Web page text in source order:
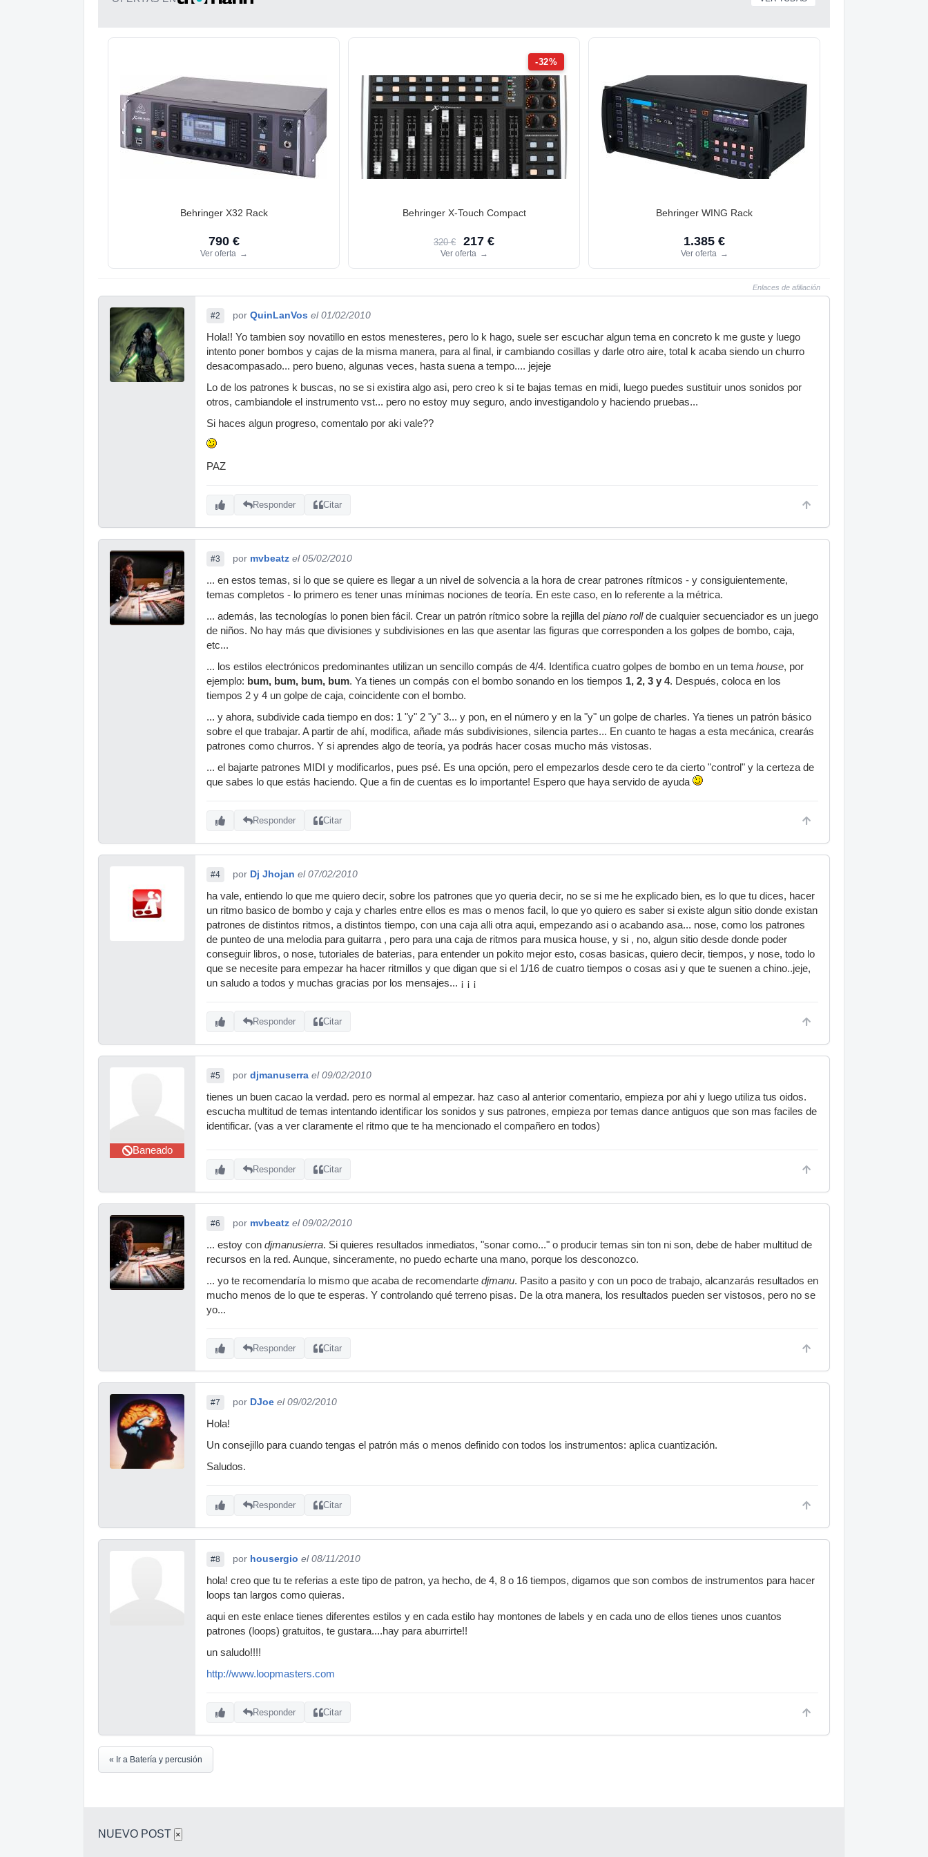
Behringer X32 Rack
790 €
Ver oferta →
-32%
Behringer X-Touch Compact
320 € 217 €
Ver oferta →
Behringer WING Rack
1.385 €
Ver oferta →
Enlaces de afiliación
#2 por QuinLanVos el 01/02/2010
Hola!! Yo tambien soy novatillo en estos menesteres, pero lo k hago, suele ser escuchar algun tema en concreto k me guste y luego
intento poner bombos y cajas de la misma manera, para al final, ir cambiando cosillas y darle otro aire, total k acaba siendo un churro
desacompasado... pero bueno, algunas veces, hasta suena a tempo.... jejeje
Lo de los patrones k buscas, no se si existira algo asi, pero creo k si te bajas temas en midi, luego puedes sustituir unos sonidos por
otros, cambiandole el instrumento vst... pero no estoy muy seguro, ando investigandolo y haciendo pruebas...
Si haces algun progreso, comentalo por aki vale??
PAZ
Responder Citar
#3 por mvbeatz el 05/02/2010
... en estos temas, si lo que se quiere es llegar a un nivel de solvencia a la hora de crear patrones rítmicos - y consiguientemente,
temas completos - lo primero es tener unas mínimas nociones de teoría. En este caso, en lo referente a la métrica.
... además, las tecnologías lo ponen bien fácil. Crear un patrón rítmico sobre la rejilla del piano rollde cualquier secuenciador es un juego
de niños. No hay más que divisiones y subdivisiones en las que asentar las figuras que corresponden a los golpes de bombo, caja,
etc...
... los estilos electrónicos predominantes utilizan un sencillo compás de 4/4. Identifica cuatro golpes de bombo en un tema house, por
ejemplo: bum, bum, bum, bum. Ya tienes un compás con el bombo sonando en los tiempos 1, 2, 3 y 4. Después, coloca en los
tiempos 2 y 4 un golpe de caja, coincidente con el bombo.
... y ahora, subdivide cada tiempo en dos: 1 "y" 2 "y" 3... y pon, en el número y en la "y" un golpe de charles. Ya tienes un patrón básico
sobre el que trabajar. A partir de ahí, modifica, añade más subdivisiones, silencia partes... En cuanto te hagas a esta mecánica, crearás
patrones como churros. Y si aprendes algo de teoría, ya podrás hacer cosas mucho más vistosas.
... el bajarte patrones MIDI y modificarlos, pues psé. Es una opción, pero el empezarlos desde cero te da cierto "control" y la certeza de
que sabes lo que estás haciendo. Que a fin de cuentas es lo importante! Espero que haya servido de ayuda
Responder Citar
#4 por Dj Jhojan el 07/02/2010
ha vale, entiendo lo que me quiero decir, sobre los patrones que yo queria decir, no se si me he explicado bien, es lo que tu dices, hacer
un ritmo basico de bombo y caja y charles entre ellos es mas o menos facil, lo que yo quiero es saber si existe algun sitio donde existan
patrones de distintos ritmos, a distintos tiempo, con una caja alli otra aqui, empezando asi o acabando asa... nose, como los patrones
de punteo de una melodia para guitarra , pero para una caja de ritmos para musica house, y si , no, algun sitio desde donde poder
conseguir libros, o nose, tutoriales de baterias, para entender un pokito mejor esto, cosas basicas, quiero decir, tiempos, y nose, todo lo
que se necesite para empezar ha hacer ritmillos y que digan que si el 1/16 de cuatro tiempos o cosas asi y que te suenen a chino..jeje,
un saludo a todos y muchas gracias por los mensajes... ¡ ¡ ¡
Responder Citar
Baneado
#5 por djmanuserra el 09/02/2010
tienes un buen cacao la verdad. pero es normal al empezar. haz caso al anterior comentario, empieza por ahi y luego utiliza tus oidos.
escucha multitud de temas intentando identificar los sonidos y sus patrones, empieza por temas dance antiguos que son mas faciles de
identificar. (vas a ver claramente el ritmo que te ha mencionado el compañero en todos)
Responder Citar
#6 por mvbeatz el 09/02/2010
... estoy con djmanusierra. Si quieres resultados inmediatos, "sonar como..." o producir temas sin ton ni son, debe de haber multitud de
recursos en la red. Aunque, sinceramente, no puedo echarte una mano, porque los desconozco.
... yo te recomendaría lo mismo que acaba de recomendarte djmanu. Pasito a pasito y con un poco de trabajo, alcanzarás resultados en
mucho menos de lo que te esperas. Y controlando qué terreno pisas. De la otra manera, los resultados pueden ser vistosos, pero no se
yo...
Responder Citar
#7 por DJoe el 09/02/2010
Hola!
Un consejillo para cuando tengas el patrón más o menos definido con todos los instrumentos: aplica cuantización.
Saludos.
Responder Citar
#8 por housergio el 08/11/2010
hola! creo que tu te referias a este tipo de patron, ya hecho, de 4, 8 o 16 tiempos, digamos que son combos de instrumentos para hacer
loops tan largos como quieras.
aqui en este enlace tienes diferentes estilos y en cada estilo hay montones de labels y en cada uno de ellos tienes unos cuantos
patrones (loops) gratuitos, te gustara....hay para aburrirte!!
un saludo!!!!
http://www.loopmasters.com
Responder Citar
« Ir a Batería y percusión
NUEVO POST ×